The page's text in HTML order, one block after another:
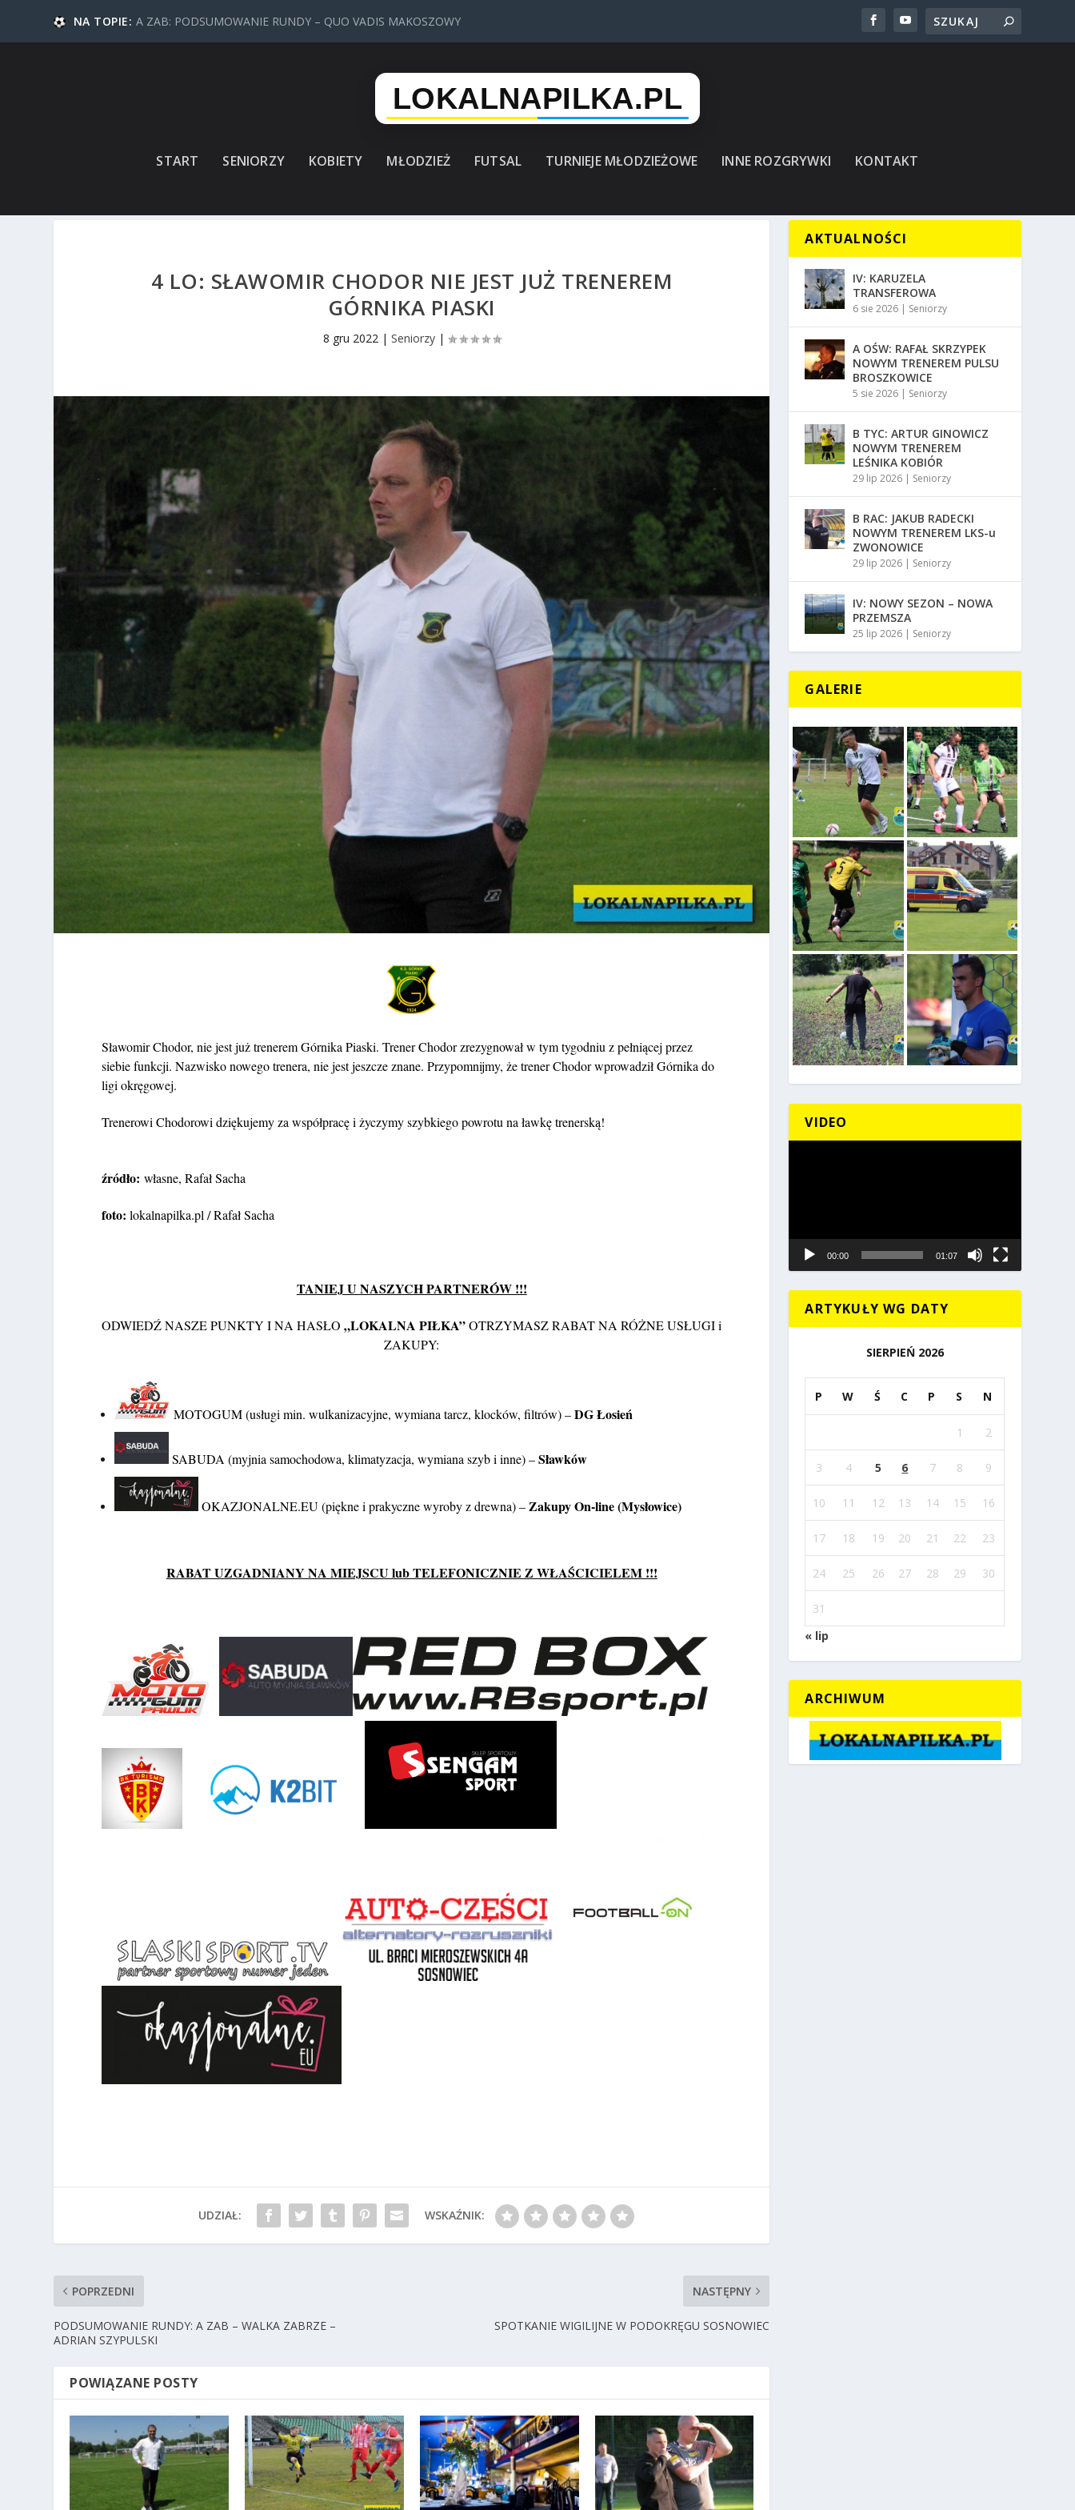
NA TOPIE: A ZAB: PODSUMOWANIE RUNDY – QUO VADIS MAKOSZOWY
START SENIORZY KOBIETY MŁODZIEŻ FUTSAL TURNIEJE MŁODZIEŻOWE INNE ROZGRYWKI KONTAKT
4 LO: SŁAWOMIR CHODOR NIE JEST JUŻ TRENEREM
GÓRNIKA PIASKI
8 gru 2022| Seniorzy|
Sławomir Chodor, nie jest już trenerem Górnika Piaski. Trener Chodor zrezygnował w tym tygodniu z pełniącej przez
siebie funkcji. Nazwisko nowego trenera, nie jest jeszcze znane. Przypomnijmy, że trener Chodor wprowadził Górnika do
ligi okręgowej.
Trenerowi Chodorowi dziękujemy za współpracę i życzymy szybkiego powrotu na ławkę trenerską!
źródło:własne, Rafał Sacha
foto:lokalnapilka.pl / Rafał Sacha
TANIEJ U NASZYCH PARTNERÓW !!!
ODWIEDŹ NASZE PUNKTY I NA HASŁO„LOKALNA PIŁKA”OTRZYMASZ RABAT NA RÓŻNE USŁUGI i
ZAKUPY:
MOTOGUM (usługi min. wulkanizacyjne, wymiana tarcz, klocków, filtrów) –DG Łosień
SABUDA (myjnia samochodowa, klimatyzacja, wymiana szyb i inne) –Sławków
OKAZJONALNE.EU (piękne i prakyczne wyroby z drewna) – Zakupy On-line (Mysłowice)
RABAT UZGADNIANY NA MIEJSCU lub TELEFONICZNIE Z WŁAŚCICIELEM !!!
UDZIAŁ: WSKAŹNIK:
POPRZEDNI
PODSUMOWANIE RUNDY: A ZAB – WALKA ZABRZE –
ADRIAN SZYPULSKI
NASTĘPNY
SPOTKANIE WIGILIJNE W PODOKRĘGU SOSNOWIEC
POWIĄZANE POSTY
AKTUALNOŚCI
IV: KARUZELA
TRANSFEROWA
6 sie 2026 | Seniorzy
A OŚW: RAFAŁ SKRZYPEK
NOWYM TRENEREM PULSU
BROSZKOWICE
5 sie 2026 | Seniorzy
B TYC: ARTUR GINOWICZ
NOWYM TRENEREM
LEŚNIKA KOBIÓR
29 lip 2026 | Seniorzy
B RAC: JAKUB RADECKI
NOWYM TRENEREM LKS-u
ZWONOWICE
29 lip 2026 | Seniorzy
IV: NOWY SEZON – NOWA
PRZEMSZA
25 lip 2026 | Seniorzy
GALERIE
VIDEO
00:00 01:07
ARTYKUŁY WG DATY
SIERPIEŃ 2026
P W Ś C P S N
1 2
3 4 5 6 7 8 9
10 11 12 13 14 15 16
17 18 19 20 21 22 23
24 25 26 27 28 29 30
31
« lip
ARCHIWUM